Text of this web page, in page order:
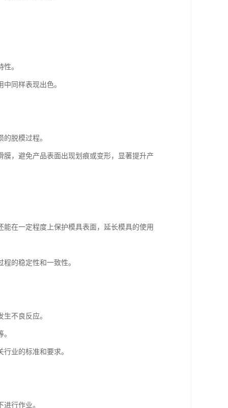
。
同样表现出色。
脱模过程。
，避免产品表面出现划痕或变形，显著提升产
在一定程度上保护模具表面，延长模具的使用
的稳定性和一致性。
不良反应。
业的标准和要求。
行作业。